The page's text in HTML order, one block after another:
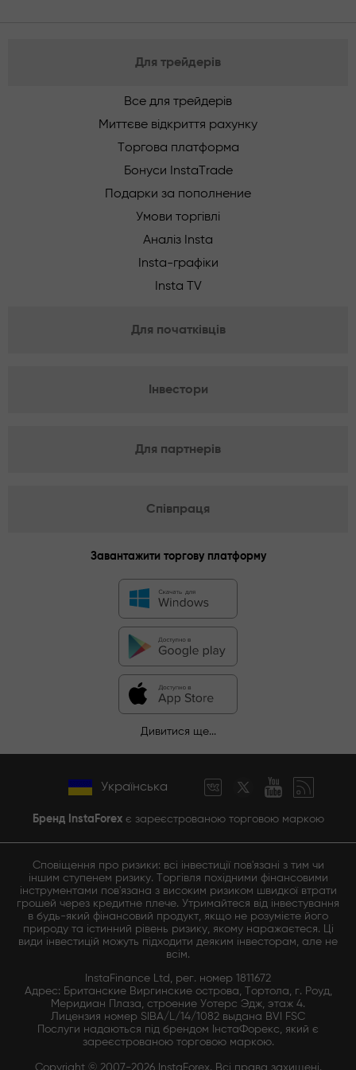
Для трейдерів
Все для трейдерів
Миттєве відкриття рахунку
Торгова платформа
Бонуси InstaTrade
Подарки за пополнение
Умови торгівлі
Аналіз Insta
Insta-графіки
Insta TV
Для початківців
Інвестори
Для партнерів
Співпраця
Завантажити торгову платформу
Дивитися ще...
Українська
Бренд InstaForexє зареєстрованою торговою маркою
Сповіщення про ризики: всі інвестиції пов'язані з тим чи
іншим ступенем ризику. Торгівля похідними фінансовими
інструментами пов'язана з високим ризиком швидкої втрати
грошей через кредитне плече. Утримайтеся від інвестування
в будь-який фінансовий продукт, якщо не розумієте його
природу та істинний рівень ризику, якому наражаєтеся. Ці
види інвестицій можуть підходити деяким інвесторам, але не
всім.
InstaFinance Ltd, рег. номер 1811672
Адрес: Британские Виргинские острова, Тортола, г. Роуд,
Меридиан Плаза, строение Уотерс Эдж, этаж 4.
Лицензия номер SIBA/L/14/1082 выдана BVI FSC
Послуги надаються під брендом ІнстаФорекс, який є
зареєстрованою торговою маркою.
Copyright © 2007-2026 InstaForex. Всі права захищені.